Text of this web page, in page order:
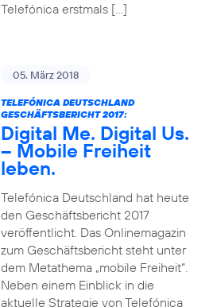
Telefónica erstmals […]
05. März 2018
TELEFÓNICA DEUTSCHLAND
GESCHÄFTSBERICHT 2017:
Digital Me. Digital Us.
– Mobile Freiheit
leben.
Telefónica Deutschland hat heute
den Geschäftsbericht 2017
veröffentlicht. Das Onlinemagazin
zum Geschäftsbericht steht unter
dem Metathema „mobile Freiheit“.
Neben einem Einblick in die
aktuelle Strategie von Telefónica